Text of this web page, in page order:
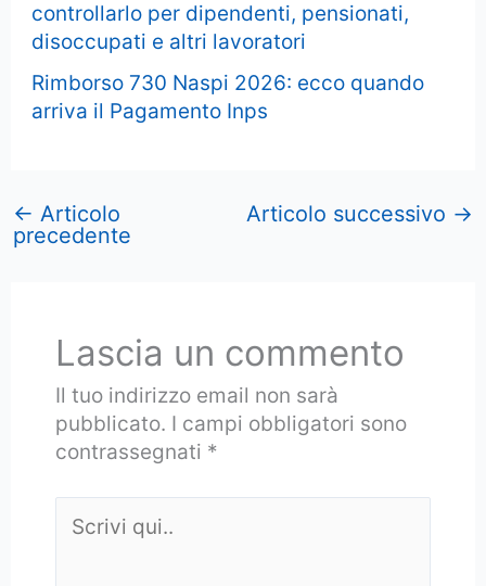
controllarlo per dipendenti, pensionati,
disoccupati e altri lavoratori
Rimborso 730 Naspi 2026: ecco quando
arriva il Pagamento Inps
← Articolo
precedente
Articolo successivo →
Lascia un commento
Il tuo indirizzo email non sarà
pubblicato. I campi obbligatori sono
contrassegnati *
qui..